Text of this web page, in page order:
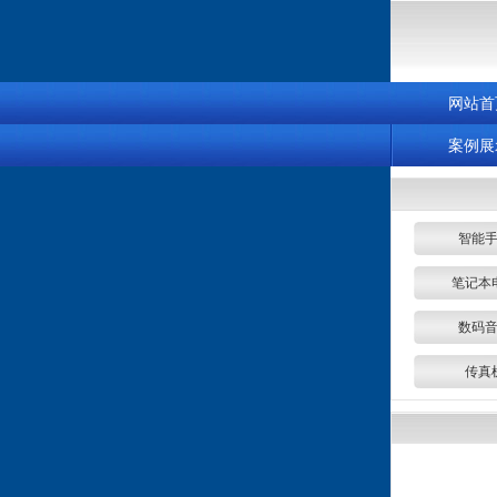
网站
案例
智能
笔记本
数码
传真